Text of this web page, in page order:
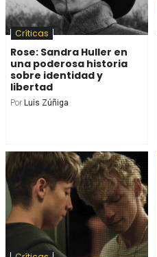
Críticas
Rose: Sandra Huller en
una poderosa historia
sobre identidad y
libertad
Por Luis Zúñiga